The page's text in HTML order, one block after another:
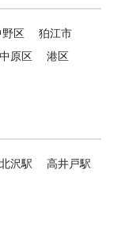
野区
狛江市
原区
港区
北沢駅
高井戸駅